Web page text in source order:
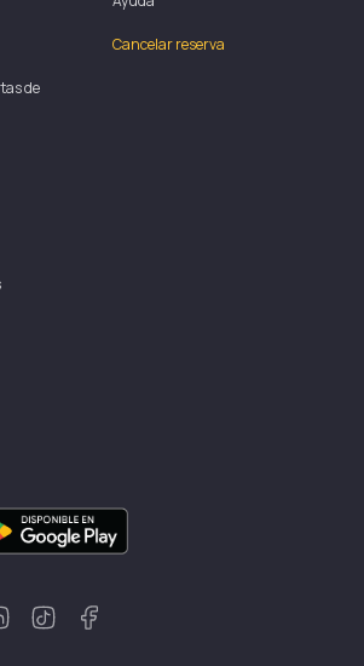
de
Cancelar reserva